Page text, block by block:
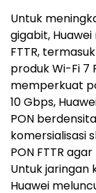
Untuk
gigabit,
FTTR,
produk Wi-Fi 7
memperkuat
10 Gbps,
PON
komersialisasi
PON FTTR
Untuk jaringan
Huawei